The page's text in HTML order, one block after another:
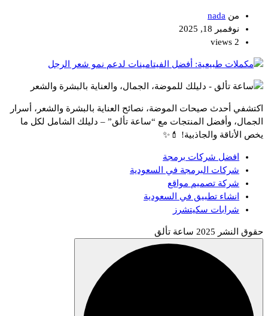
من nada
نوفمبر 18, 2025
2 views
اكتشفي أحدث صيحات الموضة، نصائح العناية بالبشرة والشعر، أسرار
الجمال، وأفضل المنتجات مع “ساعة تألق” – دليلك الشامل لكل ما
يخص الأناقة والجاذبية! 💄✨
افضل شركات برمجة
شركات البرمجة في السعودية
شركة تصميم مواقع
انشاء تطبيق في السعودية
شرابات سكيتشرز
حقوق النشر 2025 ساعة تألق